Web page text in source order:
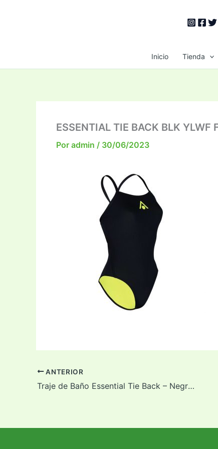
Inicio Tienda
ESSENTIAL TIE BACK BLK YLWF
Por admin / 30/06/2023
ANTERIOR
Traje de Baño Essential Tie Back – Negro y Amarillo